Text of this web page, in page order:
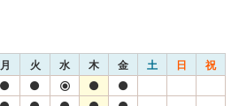
月 火 水 木 金 土 日 祝